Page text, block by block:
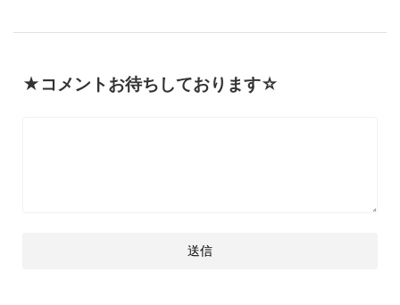
★コメントお待ちしております☆